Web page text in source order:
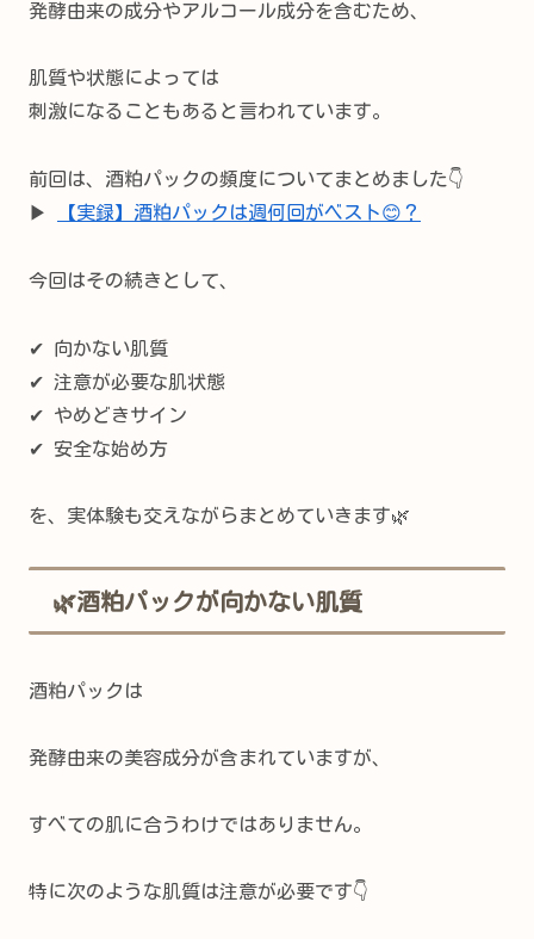
発酵由来の成分やアルコール成分を含むため、
肌質や状態によっては
刺激になることもあると言われています。
前回は、酒粕パックの頻度についてまとめました👇
▶
【実録】酒粕パックは週何回がベスト😊？
今回はその続きとして、
✔ 向かない肌質
✔ 注意が必要な肌状態
✔ やめどきサイン
✔ 安全な始め方
を、実体験も交えながらまとめていきます🌿
🌿酒粕パックが向かない肌質
酒粕パックは
発酵由来の美容成分が含まれていますが、
すべての肌に合うわけではありません。
特に次のような肌質は注意が必要です👇